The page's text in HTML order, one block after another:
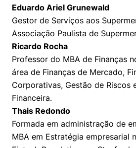
Eduardo Ariel Grunewald
Gestor de Serviços aos
Associação Paulista de
Ricardo Rocha
Professor do MBA de Finanças
área de Finanças de Mercado,
Corporativas, Gestão de Riscos
Financeira.
Thais Redondo
Formada em administração de
MBA em Estratégia empresarial